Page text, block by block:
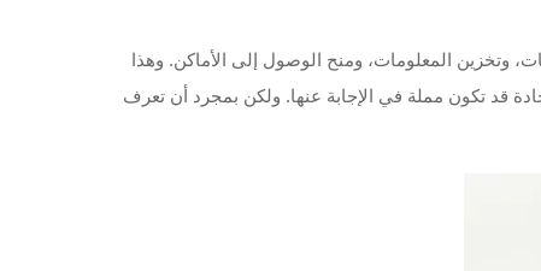
وتخزين المعلومات، ومنح الوصول إلى الأماكن. وهذا
قد تكون مملة في الإجابة عنها. ولكن بمجرد أن تعرف